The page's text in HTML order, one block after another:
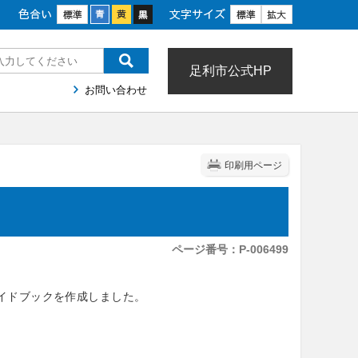
色合い 文字サイズ
足利市公式HP
お問い合わせ
印刷用ページ
ページ番号：P-006499
ブックを作成しました。